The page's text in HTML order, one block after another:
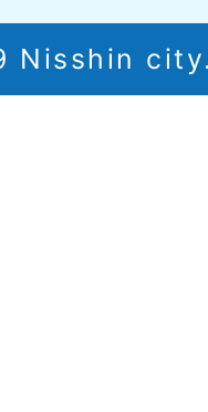
Nisshin